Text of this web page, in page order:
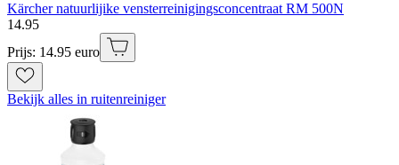
Kärcher natuurlijike vensterreinigingsconcentraat RM 500N
14.95
Prijs: 14.95 euro
Bekijk alles in ruitenreiniger